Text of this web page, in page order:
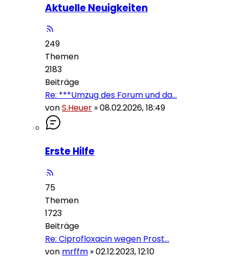
Aktuelle Neuigkeiten
249
Themen
2183
Beiträge
Re: ***Umzug des Forum und da…
vonS.Heuer »08.02.2026, 18:49
Erste Hilfe
75
Themen
1723
Beiträge
Re: Ciprofloxacin wegen Prost…
von mrffm »02.12.2023, 12:10